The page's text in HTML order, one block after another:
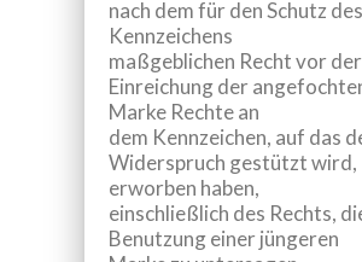
nach dem für den Schutz des
Kennzeichens
maßgeblichen Recht vor der
Einreichung der
Marke Rechte an
dem Kennzeichen, auf das
Widerspruch gestützt wird,
erworben haben,
einschließlich des Rechts,
Benutzung einer jüngeren